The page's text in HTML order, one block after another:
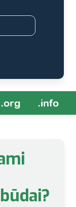
.org .info